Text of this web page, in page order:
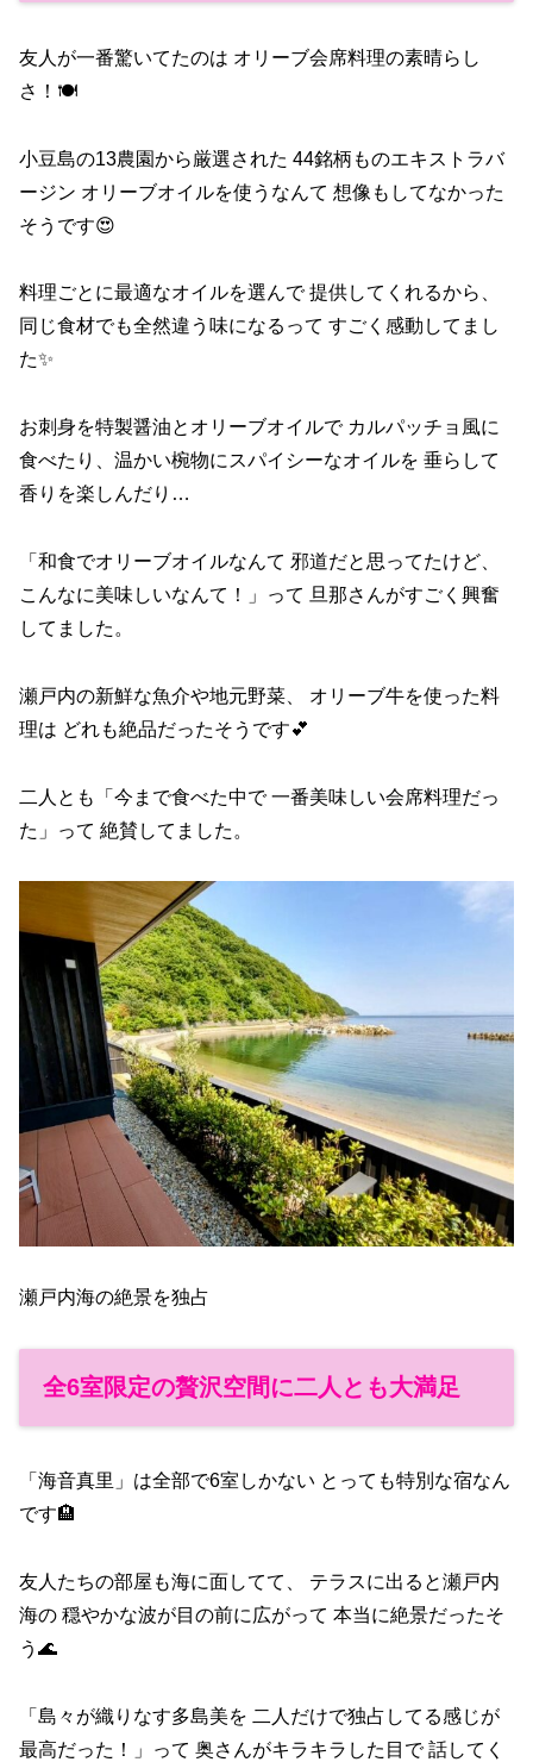
友人が一番驚いてたのは オリーブ会席料理の素晴らし
さ！🍽️
小豆島の13農園から厳選された 44銘柄ものエキストラバ
ージン オリーブオイルを使うなんて 想像もしてなかった
そうです😍
料理ごとに最適なオイルを選んで 提供してくれるから、
同じ食材でも全然違う味になるって すごく感動してまし
た✨
お刺身を特製醤油とオリーブオイルで カルパッチョ風に
食べたり、温かい椀物にスパイシーなオイルを 垂らして
香りを楽しんだり…
「和食でオリーブオイルなんて 邪道だと思ってたけど、
こんなに美味しいなんて！」って 旦那さんがすごく興奮
してました。
瀬戸内の新鮮な魚介や地元野菜、 オリーブ牛を使った料
理は どれも絶品だったそうです💕
二人とも「今まで食べた中で 一番美味しい会席料理だっ
た」って 絶賛してました。
瀬戸内海の絶景を独占
全6室限定の贅沢空間に二人とも大満足
「海音真里」は全部で6室しかない とっても特別な宿なん
です🏨
友人たちの部屋も海に面してて、 テラスに出ると瀬戸内
海の 穏やかな波が目の前に広がって 本当に絶景だったそ
う🌊
「島々が織りなす多島美を 二人だけで独占してる感じが
最高だった！」って 奥さんがキラキラした目で 話してく